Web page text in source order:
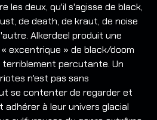
les deux, qu'il s'agisse de black,
de death, de kraut, de noise
Alkerdeel produit une
excentrique » de black/doom
terriblement percutante. Un
n'est pas sans
se contenter de regarder et
à leur univers glacial